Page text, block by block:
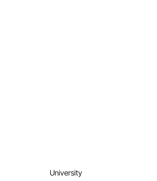
University